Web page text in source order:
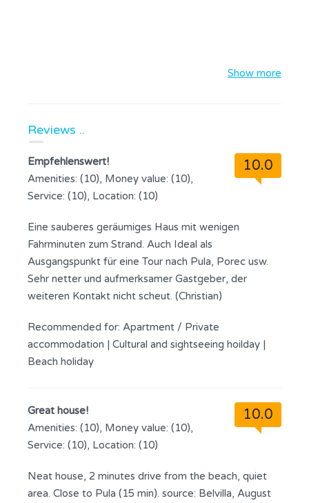
Show more
Reviews ..
10.0
Empfehlenswert!
Amenities: (10), Money value: (10),
Service: (10), Location: (10)
Eine sauberes geräumiges Haus mit wenigen
Fahrminuten zum Strand. Auch Ideal als
Ausgangspunkt für eine Tour nach Pula, Porec usw.
Sehr netter und aufmerksamer Gastgeber, der
weiteren Kontakt nicht scheut. (Christian)
Recommended for: Apartment / Private
accommodation | Cultural and sightseeing hoilday |
Beach holiday
10.0
Great house!
Amenities: (10), Money value: (10),
Service: (10), Location: (10)
Neat house, 2 minutes drive from the beach, quiet
area. Close to Pula (15 min). source: Belvilla, August